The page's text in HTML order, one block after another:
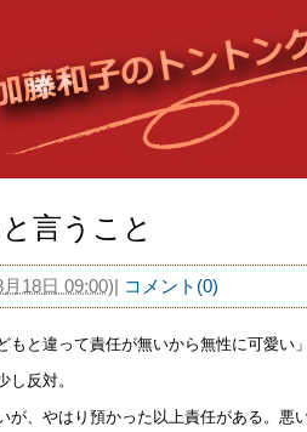
言うこと
18日 09:00)| コメント(0)
もと違って責任が無いから無性に可愛い
し反対。
が、やはり預かった以上責任がある。悪